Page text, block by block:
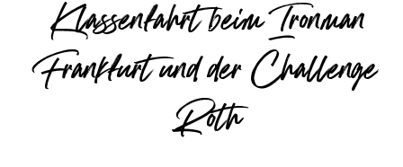
Klassenfahrt beim Ironman
Frankfurt und der Challenge
Roth